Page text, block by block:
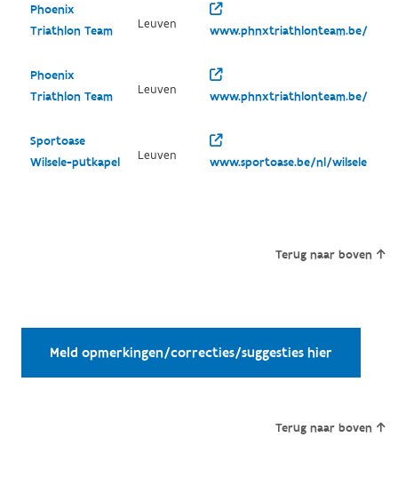
Phoenix
Triathlon Team
Leuven www.phnxtriathlonteam.be/
Phoenix
Triathlon Team
Leuven www.phnxtriathlonteam.be/
Sportoase
Wilsele-putkapel
Leuven www.sportoase.be/nl/wilsele
Terug naar boven
Meld opmerkingen/correcties/suggesties hier
Terug naar boven